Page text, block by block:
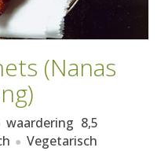
(Nanas
waardering 8,5
Vegetarisch